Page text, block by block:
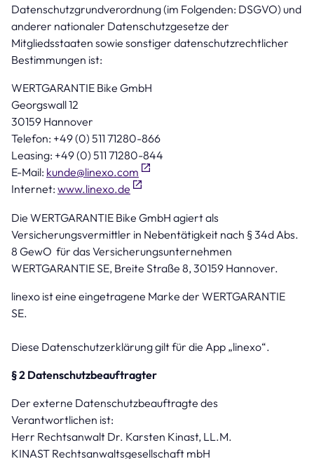
Datenschutzgrundverordnung (im Folgenden: DSGVO) und
anderer nationaler Datenschutzgesetze der
Mitgliedsstaaten sowie sonstiger datenschutzrechtlicher
Bestimmungen ist:
WERTGARANTIE Bike GmbH
Georgswall 12
30159 Hannover
Telefon: +49 (0) 511 71280-866
Leasing: +49 (0) 511 71280-844
E-Mail: kunde@linexo.com
Internet: www.linexo.de
Die WERTGARANTIE Bike GmbH agiert als
Versicherungsvermittler in Nebentätigkeit nach § 34d Abs.
8 GewO für das Versicherungsunternehmen
WERTGARANTIE SE, Breite Straße 8, 30159 Hannover.
linexo ist eine eingetragene Marke der WERTGARANTIE
SE.
Diese Datenschutzerklärung gilt für die App „linexo“.
§ 2 Datenschutzbeauftragter
Der externe Datenschutzbeauftragte des
Verantwortlichen ist:
Herr Rechtsanwalt Dr. Karsten Kinast, LL.M.
KINAST Rechtsanwaltsgesellschaft mbH